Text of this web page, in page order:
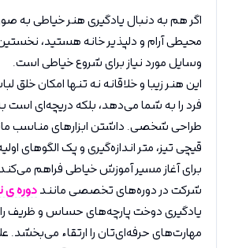
اگر هم به دنبال یادگیری هنر خیاطی به
محیطی آرام و دلپذیر خانه هستید،
وسایل مورد نیاز برای شروع خیاطی است.
این هنر زیبا و خلاقانه نه تنها امکان
فرد را به شما می‌دهد، بلکه دریچه‌ای است
طراحی شخصی. داشتن ابزارهای مناسب
قیچی تیز، متر اندازه‌گیری و پک الگوهای
برای آغاز مسیر آموزش خیاطی فراهم می‌کند.
شرکت در دوره‌های تخصصی ماننددوره ی
یادگیری دوخت پارچه‌های حساس و ظریف
مهارت‌های حرفه‌ای‌تان را ارتقاء می‌بخشد.